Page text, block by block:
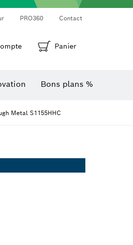
PRO360 Contact
Panier
Bons plans %
Metal S1155HHC